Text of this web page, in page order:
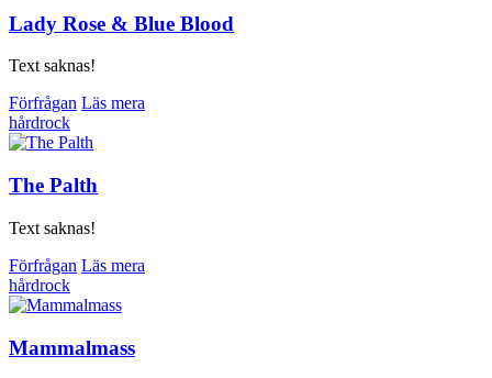
Lady Rose & Blue Blood
Text saknas!
Förfrågan Läs mera
hårdrock
The Palth
Text saknas!
Förfrågan Läs mera
hårdrock
Mammalmass